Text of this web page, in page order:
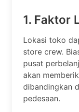
1. Faktor
Lokasi toko
store crew.
pusat
akan
dibandingkan
pedesaan.